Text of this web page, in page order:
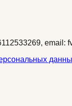
email: